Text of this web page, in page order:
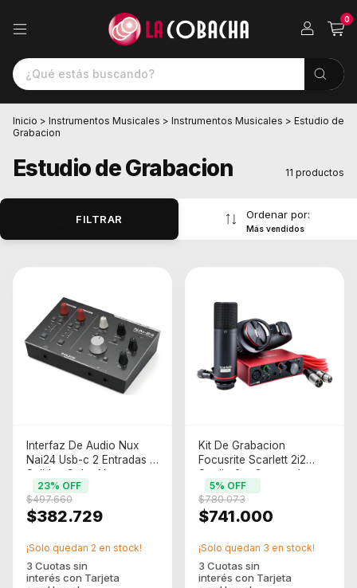
0
Inicio > Instrumentos Musicales > Instrumentos Musicales > Estudio de
Grabacion
Estudio de Grabacion 11 productos
FILTRAR Ordenar por:
Más vendidos
Interfaz De Audio Nux
Nai24 Usb-c 2 Entradas 4
Salidas Color Negro
$382.729
$497.660
23% OFF
¡Solo quedan 2 en stock!
Kit De Grabacion
Focusrite Scarlett 2i2
Studio 3ra Generaci
Color Rojo Rojo/negro
$741.000
$780.073
5% OFF
¡Solo quedan 3 en stock!